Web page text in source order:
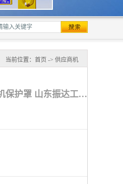
当前位置： 首页 -> 供应商机
矿用传感器电话机保护罩 朝阳矿用传感器电话机保护罩 山东振达工矿设备有限公司